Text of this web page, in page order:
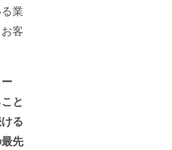
業
客
と
る
先